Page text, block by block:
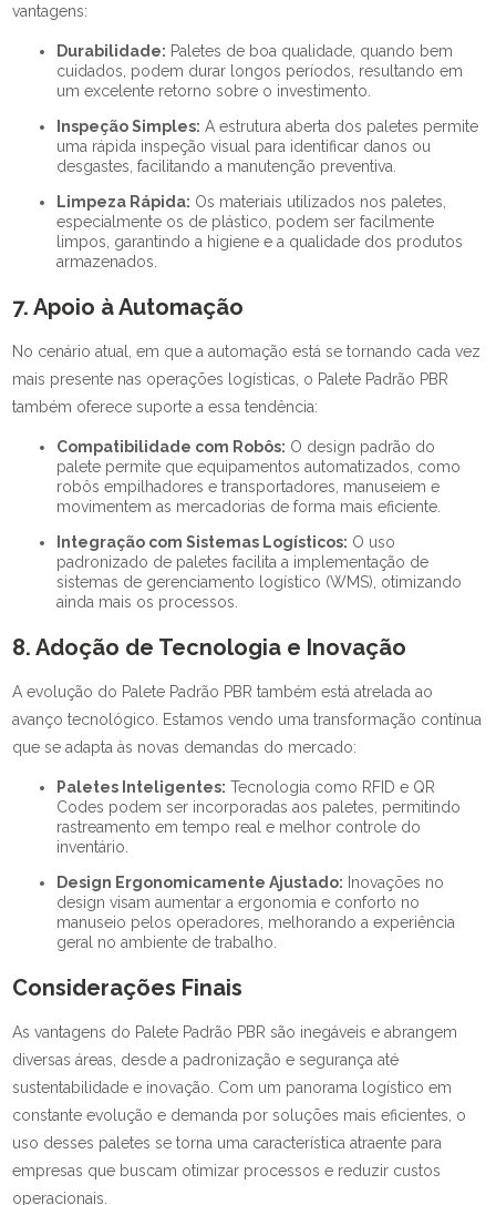
vantagens:
Durabilidade: Paletes de boa qualidade, quando bem
cuidados, podem durar longos períodos, resultando em
um excelente retorno sobre o investimento.
Inspeção Simples: A estrutura aberta dos paletes permite
uma rápida inspeção visual para identificar danos ou
desgastes, facilitando a manutenção preventiva.
Limpeza Rápida: Os materiais utilizados nos paletes,
especialmente os de plástico, podem ser facilmente
limpos, garantindo a higiene e a qualidade dos produtos
armazenados.
7. Apoio à Automação
No cenário atual, em que a automação está se tornando cada vez
mais presente nas operações logísticas, o Palete Padrão PBR
também oferece suporte a essa tendência:
Compatibilidade com Robôs: O design padrão do
palete permite que equipamentos automatizados, como
robôs empilhadores e transportadores, manuseiem e
movimentem as mercadorias de forma mais eficiente.
Integração com Sistemas Logísticos: O uso
padronizado de paletes facilita a implementação de
sistemas de gerenciamento logístico (WMS), otimizando
ainda mais os processos.
8. Adoção de Tecnologia e Inovação
A evolução do Palete Padrão PBR também está atrelada ao
avanço tecnológico. Estamos vendo uma transformação contínua
que se adapta às novas demandas do mercado:
Paletes Inteligentes: Tecnologia como RFID e QR
Codes podem ser incorporadas aos paletes, permitindo
rastreamento em tempo real e melhor controle do
inventário.
Design Ergonomicamente Ajustado: Inovações no
design visam aumentar a ergonomia e conforto no
manuseio pelos operadores, melhorando a experiência
geral no ambiente de trabalho.
Considerações Finais
As vantagens do Palete Padrão PBR são inegáveis e abrangem
diversas áreas, desde a padronização e segurança até
sustentabilidade e inovação. Com um panorama logístico em
constante evolução e demanda por soluções mais eficientes, o
uso desses paletes se torna uma característica atraente para
empresas que buscam otimizar processos e reduzir custos
operacionais.